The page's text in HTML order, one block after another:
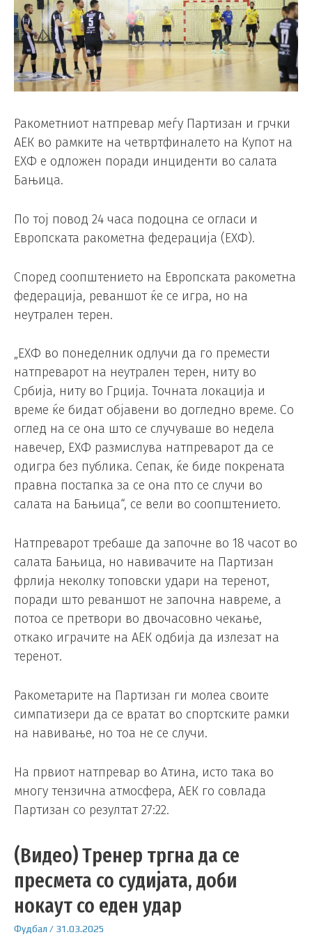
Ракометниот натпревар меѓу Партизан и грчки
АЕК во рамките на четвртфиналето на Купот на
ЕХФ е одложен поради инциденти во салата
Бањица.
По тој повод 24 часа подоцна се огласи и
Европската ракометна федерација (ЕХФ).
Според соопштението на Европската ракометна
федерација, реваншот ќе се игра, но на
неутрален терен.
„ЕХФ во понеделник одлучи да го премести
натпреварот на неутрален терен, ниту во
Србија, ниту во Грција. Точната локација и
време ќе бидат објавени во догледно време. Со
оглед на се она што се случуваше во недела
навечер, ЕХФ размислува натпреварот да се
одигра без публика. Сепак, ќе биде покрената
правна постапка за се она пто се случи во
салата на Бањица“, се вели во соопштението.
Натпреварот требаше да започне во 18 часот во
салата Бањица, но навивачите на Партизан
фрлија неколку топовски удари на теренот,
поради што реваншот не започна навреме, а
потоа се претвори во двочасовно чекање,
откако играчите на АЕК одбија да излезат на
теренот.
Ракометарите на Партизан ги молеа своите
симпатизери да се вратат во спортските рамки
на навивање, но тоа не се случи.
На првиот натпревар во Атина, исто така во
многу тензична атмосфера, АЕК го совлада
Партизан со резултат 27:22.
(Видео) Тренер тргна да се
пресмета со судијата, доби
нокаут со еден удар
Фудбал / 31.03.2025